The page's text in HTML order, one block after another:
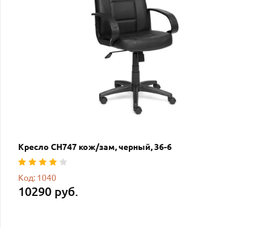
Кресло СН747 кож/зам, черный, 36-6
Код: 1040
10290 руб.